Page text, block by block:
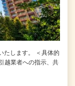
たします。 ＜具体的
越業者への指示、共